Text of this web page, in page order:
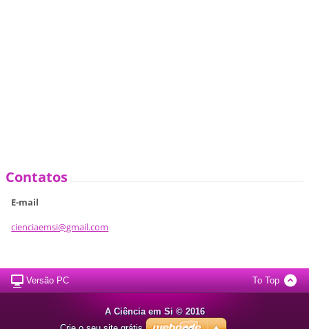
Contatos
E-mail
cienciaemsi@gmail.com
Versão PC To Top
A Ciência em Si © 2016